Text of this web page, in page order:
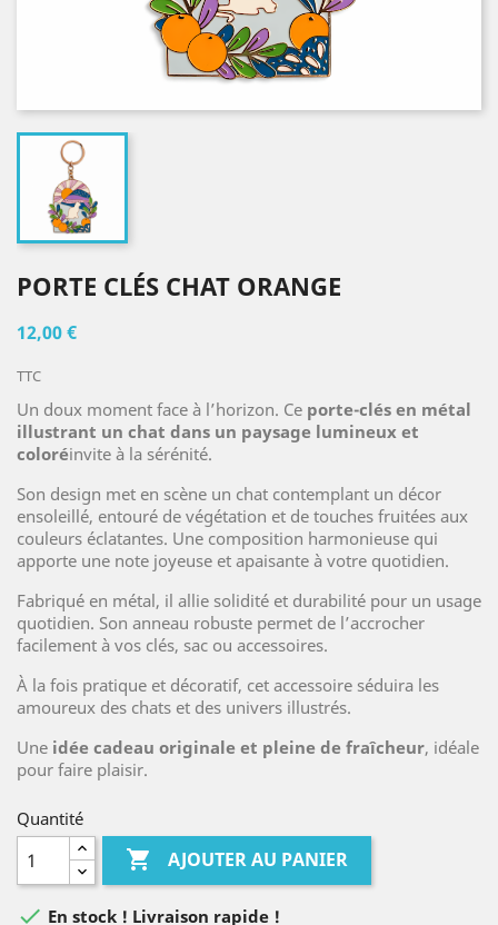
PORTE CLÉS CHAT ORANGE
12,00 €
TTC
Un doux moment face à l’horizon. Ce porte-clés en métal
illustrant un chat dans un paysage lumineux et
coloréinvite à la sérénité.
Son design met en scène un chat contemplant un décor
ensoleillé, entouré de végétation et de touches fruitées aux
couleurs éclatantes. Une composition harmonieuse qui
apporte une note joyeuse et apaisante à votre quotidien.
Fabriqué en métal, il allie solidité et durabilité pour un usage
quotidien. Son anneau robuste permet de l’accrocher
facilement à vos clés, sac ou accessoires.
À la fois pratique et décoratif, cet accessoire séduira les
amoureux des chats et des univers illustrés.
Une idée cadeau originale et pleine de fraîcheur, idéale
pour faire plaisir.
Quantité
 AJOUTER AU PANIER
 En stock ! Livraison rapide !